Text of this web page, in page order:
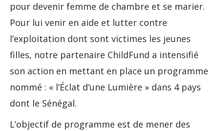
pour devenir femme de chambre et se marier.
Pour lui venir en aide et lutter contre
l’exploitation dont sont victimes les jeunes
filles, notre partenaire ChildFund a intensifié
son action en mettant en place un programme
nommé : « l’Éclat d’une Lumière » dans 4 pays
dont le Sénégal.
L’objectif de programme est de mener des